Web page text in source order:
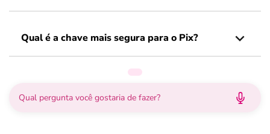
Qual é a chave mais segura para o Pix?